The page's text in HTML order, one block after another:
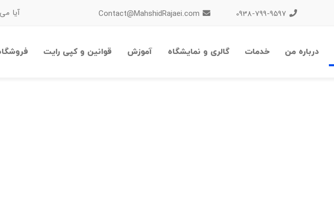
0938-799-9597
Contact@MahshidRajaei.com آیا
درباره من خدمات گالری و نمایشگاه آموزش قوانین و کپی رایت